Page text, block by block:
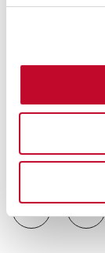
Contacts